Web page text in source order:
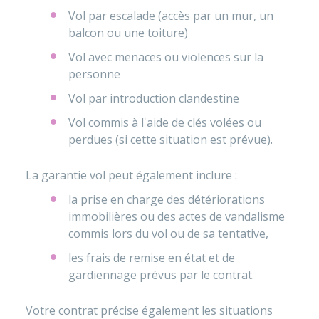
Vol par escalade (accès par un mur, un
balcon ou une toiture)
Vol avec menaces ou violences sur la
personne
Vol par introduction clandestine
Vol commis à l'aide de clés volées ou
perdues (si cette situation est prévue).
La garantie vol peut également inclure :
la prise en charge des détériorations
immobilières ou des actes de vandalisme
commis lors du vol ou de sa tentative,
les frais de remise en état et de
gardiennage prévus par le contrat.
Votre contrat précise également les situations